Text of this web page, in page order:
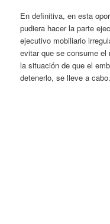
En definitiva, en esta
pudiera hacer la parte
ejecutivo mobiliario
evitar que se consume
la situación de que el
detenerlo, se lleve a cabo.